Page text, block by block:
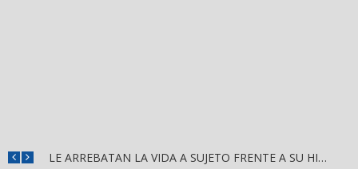
LE ARREBATAN LA VIDA A SUJETO FRENTE A SU HIJO